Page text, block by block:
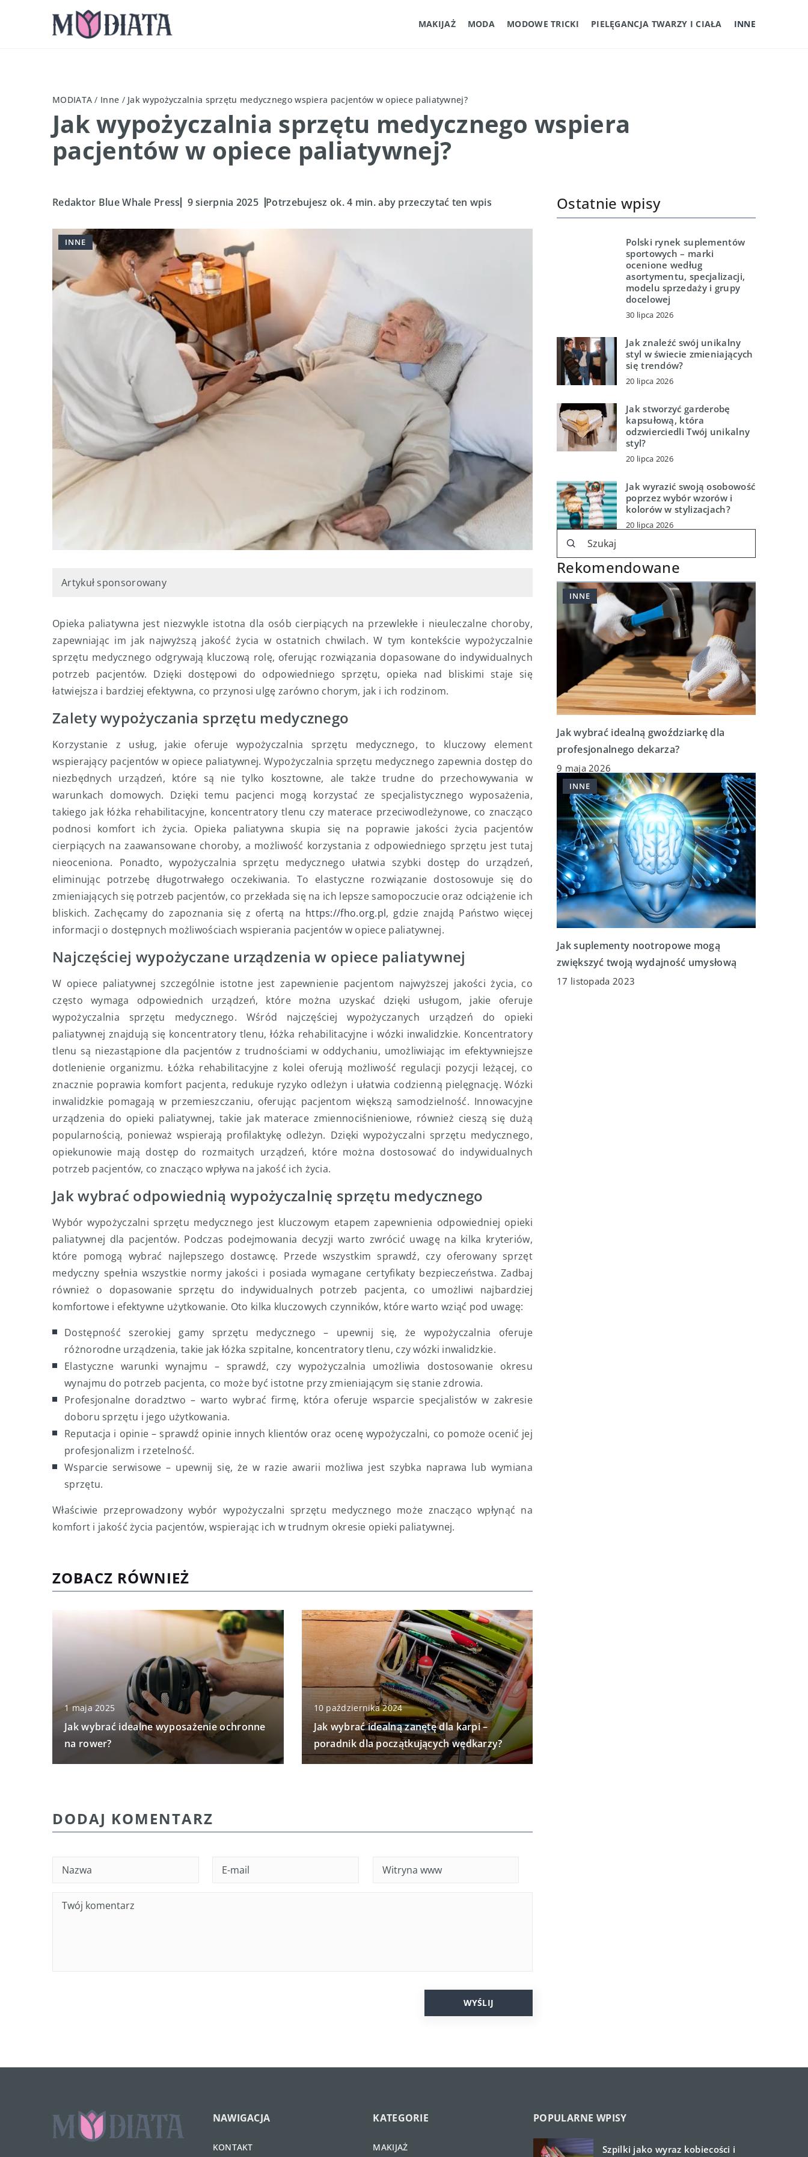
MAKIJAŻ MODA MODOWE TRICKI PIELĘGANCJA TWARZY I CIAŁA INNE
MODIATA / Inne / Jak wypożyczalnia sprzętu medycznego wspiera pacjentów w opiece paliatywnej?
Jak wypożyczalnia sprzętu medycznego wspiera
pacjentów w opiece paliatywnej?
Redaktor Blue Whale Press 9 sierpnia 2025 Potrzebujesz ok. 4 min. aby przeczytać ten wpis
INNE
Artykuł sponsorowany
Opieka paliatywna jest niezwykle istotna dla osób cierpiących na przewlekłe i nieuleczalne choroby,
zapewniając im jak najwyższą jakość życia w ostatnich chwilach. W tym kontekście wypożyczalnie
sprzętu medycznego odgrywają kluczową rolę, oferując rozwiązania dopasowane do indywidualnych
potrzeb pacjentów. Dzięki dostępowi do odpowiedniego sprzętu, opieka nad bliskimi staje się
łatwiejsza i bardziej efektywna, co przynosi ulgę zarówno chorym, jak i ich rodzinom.
Zalety wypożyczania sprzętu medycznego
Korzystanie z usług, jakie oferuje wypożyczalnia sprzętu medycznego, to kluczowy element
wspierający pacjentów w opiece paliatywnej. Wypożyczalnia sprzętu medycznego zapewnia dostęp do
niezbędnych urządzeń, które są nie tylko kosztowne, ale także trudne do przechowywania w
warunkach domowych. Dzięki temu pacjenci mogą korzystać ze specjalistycznego wyposażenia,
takiego jak łóżka rehabilitacyjne, koncentratory tlenu czy materace przeciwodleżynowe, co znacząco
podnosi komfort ich życia. Opieka paliatywna skupia się na poprawie jakości życia pacjentów
cierpiących na zaawansowane choroby, a możliwość korzystania z odpowiedniego sprzętu jest tutaj
nieoceniona. Ponadto, wypożyczalnia sprzętu medycznego ułatwia szybki dostęp do urządzeń,
eliminując potrzebę długotrwałego oczekiwania. To elastyczne rozwiązanie dostosowuje się do
zmieniających się potrzeb pacjentów, co przekłada się na ich lepsze samopoczucie oraz odciążenie ich
bliskich. Zachęcamy do zapoznania się z ofertą na https://fho.org.pl, gdzie znajdą Państwo więcej
informacji o dostępnych możliwościach wspierania pacjentów w opiece paliatywnej.
Najczęściej wypożyczane urządzenia w opiece paliatywnej
W opiece paliatywnej szczególnie istotne jest zapewnienie pacjentom najwyższej jakości życia, co
często wymaga odpowiednich urządzeń, które można uzyskać dzięki usługom, jakie oferuje
wypożyczalnia sprzętu medycznego. Wśród najczęściej wypożyczanych urządzeń do opieki
paliatywnej znajdują się koncentratory tlenu, łóżka rehabilitacyjne i wózki inwalidzkie. Koncentratory
tlenu są niezastąpione dla pacjentów z trudnościami w oddychaniu, umożliwiając im efektywniejsze
dotlenienie organizmu. Łóżka rehabilitacyjne z kolei oferują możliwość regulacji pozycji leżącej, co
znacznie poprawia komfort pacjenta, redukuje ryzyko odleżyn i ułatwia codzienną pielęgnację. Wózki
inwalidzkie pomagają w przemieszczaniu, oferując pacjentom większą samodzielność. Innowacyjne
urządzenia do opieki paliatywnej, takie jak materace zmiennociśnieniowe, również cieszą się dużą
popularnością, ponieważ wspierają profilaktykę odleżyn. Dzięki wypożyczalni sprzętu medycznego,
opiekunowie mają dostęp do rozmaitych urządzeń, które można dostosować do indywidualnych
potrzeb pacjentów, co znacząco wpływa na jakość ich życia.
Jak wybrać odpowiednią wypożyczalnię sprzętu medycznego
Wybór wypożyczalni sprzętu medycznego jest kluczowym etapem zapewnienia odpowiedniej opieki
paliatywnej dla pacjentów. Podczas podejmowania decyzji warto zwrócić uwagę na kilka kryteriów,
które pomogą wybrać najlepszego dostawcę. Przede wszystkim sprawdź, czy oferowany sprzęt
medyczny spełnia wszystkie normy jakości i posiada wymagane certyfikaty bezpieczeństwa. Zadbaj
również o dopasowanie sprzętu do indywidualnych potrzeb pacjenta, co umożliwi najbardziej
komfortowe i efektywne użytkowanie. Oto kilka kluczowych czynników, które warto wziąć pod uwagę:
Dostępność szerokiej gamy sprzętu medycznego – upewnij się, że wypożyczalnia oferuje
różnorodne urządzenia, takie jak łóżka szpitalne, koncentratory tlenu, czy wózki inwalidzkie.
Elastyczne warunki wynajmu – sprawdź, czy wypożyczalnia umożliwia dostosowanie okresu
wynajmu do potrzeb pacjenta, co może być istotne przy zmieniającym się stanie zdrowia.
Profesjonalne doradztwo – warto wybrać firmę, która oferuje wsparcie specjalistów w zakresie
doboru sprzętu i jego użytkowania.
Reputacja i opinie – sprawdź opinie innych klientów oraz ocenę wypożyczalni, co pomoże ocenić jej
profesjonalizm i rzetelność.
Wsparcie serwisowe – upewnij się, że w razie awarii możliwa jest szybka naprawa lub wymiana
sprzętu.
Właściwie przeprowadzony wybór wypożyczalni sprzętu medycznego może znacząco wpłynąć na
komfort i jakość życia pacjentów, wspierając ich w trudnym okresie opieki paliatywnej.
ZOBACZ RÓWNIEŻ
1 maja 2025
Jak wybrać idealne wyposażenie ochronne
na rower?
10 października 2024
Jak wybrać idealną zanętę dla karpi –
poradnik dla początkujących wędkarzy?
Ostatnie wpisy
Polski rynek suplementów
sportowych – marki
ocenione według
asortymentu, specjalizacji,
modelu sprzedaży i grupy
docelowej
30 lipca 2026
Jak znaleźć swój unikalny
styl w świecie zmieniających
się trendów?
20 lipca 2026
Jak stworzyć garderobę
kapsułową, która
odzwierciedli Twój unikalny
styl?
20 lipca 2026
Jak wyrazić swoją osobowość
poprzez wybór wzorów i
kolorów w stylizacjach?
20 lipca 2026
Rekomendowane
INNE
Jak wybrać idealną gwoździarkę dla
profesjonalnego dekarza?
9 maja 2026
INNE
Jak suplementy nootropowe mogą
zwiększyć twoją wydajność umysłową
17 listopada 2023
DODAJ KOMENTARZ
NAWIGACJA
KONTAKT
KATEGORIE
MAKIJAŻ
POPULARNE WPISY
Szpilki jako wyraz kobiecości i